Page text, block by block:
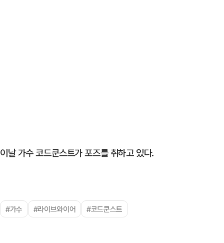
이날 가수 코드쿤스트가 포즈를 취하고 있다.
#가수 #라이브와이어 #코드쿤스트